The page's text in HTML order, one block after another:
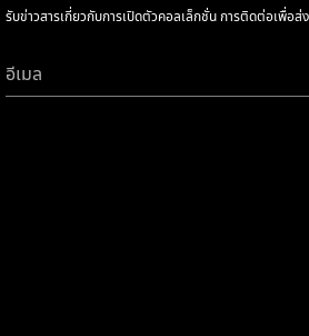
รับข่าวสารเกี่ยวกับการเปิดตัวคอลเล็กชั่น การติดต่อเพื่อ
อีเมล